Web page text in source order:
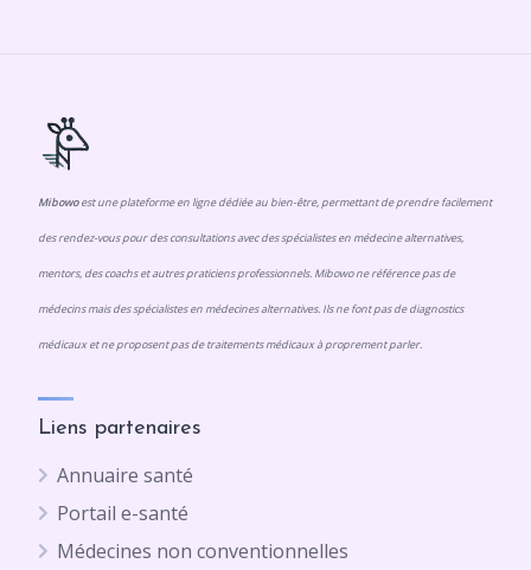
Mibowoest une plateforme en ligne dédiée au bien-être, permettant de prendre facilement
des rendez-vous pour des consultations avec des spécialistes en médecine alternatives,
mentors, des coachs et autres praticiens professionnels. Mibowo ne référence pas de
médecins mais des spécialistes en médecines alternatives. Ils ne font pas de diagnostics
médicaux et ne proposent pas de traitements médicaux à proprement parler.
Liens partenaires
Annuaire santé
Portail e-santé
Médecines non conventionnelles